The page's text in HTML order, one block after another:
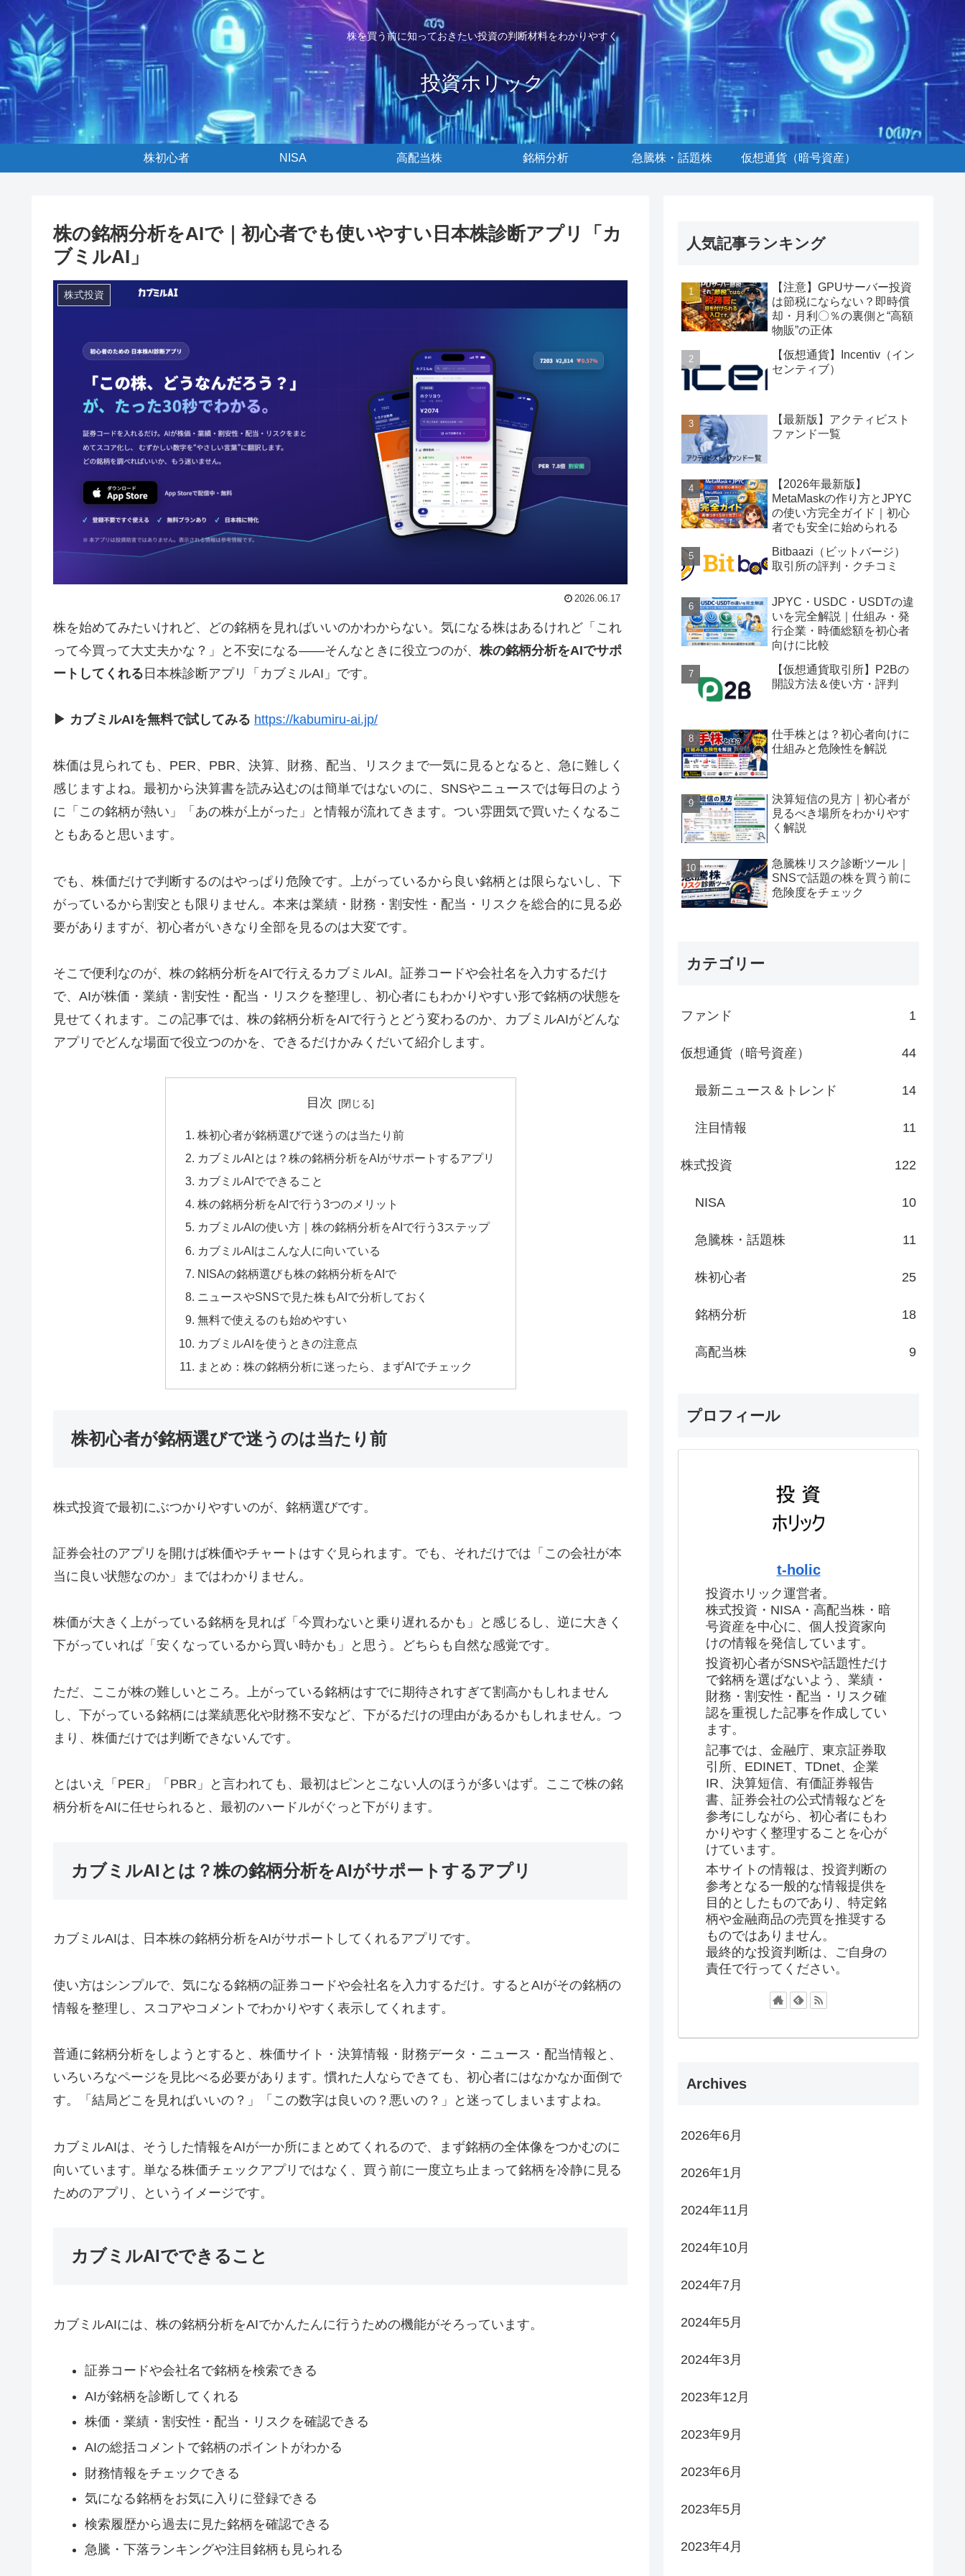
株を買う前に知っておきたい投資の判断材料をわかりやすく
投資ホリック
株初心者 NISA 高配当株 銘柄分析 急騰株・話題株 仮想通貨（暗号資産）
株の銘柄分析をAIで｜初心者でも使いやすい日本株診断アプリ「カ
ブミルAI」
株式投資
2026.06.17
株を始めてみたいけれど、どの銘柄を見ればいいのかわからない。気になる株はあるけれど「これ
って今買って大丈夫かな？」と不安になる——そんなときに役立つのが、株の銘柄分析をAIでサポ
ートしてくれる 日本株診断アプリ「カブミルAI」です。
▶ カブミルAIを無料で試してみる https://kabumiru-ai.jp/
株価は見られても、PER、PBR、決算、財務、配当、リスクまで一気に見るとなると、急に難しく
感じますよね。最初から決算書を読み込むのは簡単ではないのに、SNSやニュースでは毎日のよう
に「この銘柄が熱い」「あの株が上がった」と情報が流れてきます。つい雰囲気で買いたくなるこ
ともあると思います。
でも、株価だけで判断するのはやっぱり危険です。上がっているから良い銘柄とは限らないし、下
がっているから割安とも限りません。本来は業績・財務・割安性・配当・リスクを総合的に見る必
要がありますが、初心者がいきなり全部を見るのは大変です。
そこで便利なのが、株の銘柄分析をAIで行えるカブミルAI。証券コードや会社名を入力するだけ
で、AIが株価・業績・割安性・配当・リスクを整理し、初心者にもわかりやすい形で銘柄の状態を
見せてくれます。この記事では、株の銘柄分析をAIで行うとどう変わるのか、カブミルAIがどんな
アプリでどんな場面で役立つのかを、できるだけかみくだいて紹介します。
目次
株初心者が銘柄選びで迷うのは当たり前
カブミルAIとは？株の銘柄分析をAIがサポートするアプリ
カブミルAIでできること
株の銘柄分析をAIで行う3つのメリット
カブミルAIの使い方｜株の銘柄分析をAIで行う3ステップ
カブミルAIはこんな人に向いている
NISAの銘柄選びも株の銘柄分析をAIで
ニュースやSNSで見た株もAIで分析しておく
無料で使えるのも始めやすい
カブミルAIを使うときの注意点
まとめ：株の銘柄分析に迷ったら、まずAIでチェック
株初心者が銘柄選びで迷うのは当たり前
株式投資で最初にぶつかりやすいのが、銘柄選びです。
証券会社のアプリを開けば株価やチャートはすぐ見られます。でも、それだけでは「この会社が本
当に良い状態なのか」まではわかりません。
株価が大きく上がっている銘柄を見れば「今買わないと乗り遅れるかも」と感じるし、逆に大きく
下がっていれば「安くなっているから買い時かも」と思う。どちらも自然な感覚です。
ただ、ここが株の難しいところ。上がっている銘柄はすでに期待されすぎて割高かもしれません
し、下がっている銘柄には業績悪化や財務不安など、下がるだけの理由があるかもしれません。つ
まり、株価だけでは判断できないんです。
とはいえ「PER」「PBR」と言われても、最初はピンとこない人のほうが多いはず。ここで株の銘
柄分析をAIに任せられると、最初のハードルがぐっと下がります。
カブミルAIとは？株の銘柄分析をAIがサポートするアプリ
カブミルAIは、日本株の銘柄分析をAIがサポートしてくれるアプリです。
使い方はシンプルで、気になる銘柄の証券コードや会社名を入力するだけ。するとAIがその銘柄の
情報を整理し、スコアやコメントでわかりやすく表示してくれます。
普通に銘柄分析をしようとすると、株価サイト・決算情報・財務データ・ニュース・配当情報と、
いろいろなページを見比べる必要があります。慣れた人ならできても、初心者にはなかなか面倒で
す。「結局どこを見ればいいの？」「この数字は良いの？悪いの？」と迷ってしまいますよね。
カブミルAIは、そうした情報をAIが一か所にまとめてくれるので、まず銘柄の全体像をつかむのに
向いています。単なる株価チェックアプリではなく、買う前に一度立ち止まって銘柄を冷静に見る
ためのアプリ、というイメージです。
カブミルAIでできること
カブミルAIには、株の銘柄分析をAIでかんたんに行うための機能がそろっています。
証券コードや会社名で銘柄を検索できる
AIが銘柄を診断してくれる
株価・業績・割安性・配当・リスクを確認できる
AIの総括コメントで銘柄のポイントがわかる
財務情報をチェックできる
気になる銘柄をお気に入りに登録できる
検索履歴から過去に見た銘柄を確認できる
急騰・下落ランキングや注目銘柄も見られる
人気記事ランキング
【注意】GPUサーバー投資
は節税にならない？即時償
却・月利〇％の裏側と“高額
物販”の正体
【仮想通貨】Incentiv（イン
センティブ）
【最新版】アクティビスト
ファンド一覧
【2026年最新版】
MetaMaskの作り方とJPYC
の使い方完全ガイド｜初心
者でも安全に始められる
Bitbaazi（ビットバージ）
取引所の評判・クチコミ
JPYC・USDC・USDTの違
いを完全解説｜仕組み・発
行企業・時価総額を初心者
向けに比較
【仮想通貨取引所】P2Bの
開設方法＆使い方・評判
仕手株とは？初心者向けに
仕組みと危険性を解説
決算短信の見方｜初心者が
見るべき場所をわかりやす
く解説
急騰株リスク診断ツール｜
SNSで話題の株を買う前に
危険度をチェック
カテゴリー
ファンド 1
仮想通貨（暗号資産） 44
最新ニュース＆トレンド 14
注目情報 11
株式投資 122
NISA 10
急騰株・話題株 11
株初心者 25
銘柄分析 18
高配当株 9
プロフィール
t-holic
投資ホリック運営者。
株式投資・NISA・高配当株・暗
号資産を中心に、個人投資家向
けの情報を発信しています。
投資初心者がSNSや話題性だけ
で銘柄を選ばないよう、業績・
財務・割安性・配当・リスク確
認を重視した記事を作成してい
ます。
記事では、金融庁、東京証券取
引所、EDINET、TDnet、企業
IR、決算短信、有価証券報告
書、証券会社の公式情報などを
参考にしながら、初心者にもわ
かりやすく整理することを心が
けています。
本サイトの情報は、投資判断の
参考となる一般的な情報提供を
目的としたものであり、特定銘
柄や金融商品の売買を推奨する
ものではありません。
最終的な投資判断は、ご自身の
責任で行ってください。
Archives
2026年6月
2026年1月
2024年11月
2024年10月
2024年7月
2024年5月
2024年3月
2023年12月
2023年9月
2023年6月
2023年5月
2023年4月